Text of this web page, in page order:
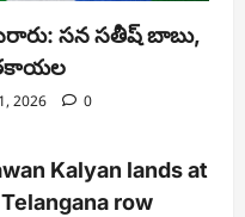
సన సతీష్ బాబు,
2026 0
Kalyan lands at
row